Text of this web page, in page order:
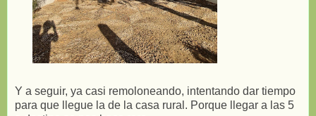
Y a seguir, ya casi remoloneando, intentando dar tiempo
para que llegue la de la casa rural. Porque llegar a las 5